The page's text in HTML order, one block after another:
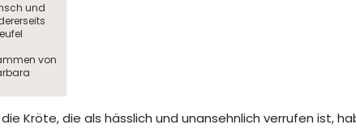
und
von
Kröte, die als hässlich und unansehnlich verrufen ist,